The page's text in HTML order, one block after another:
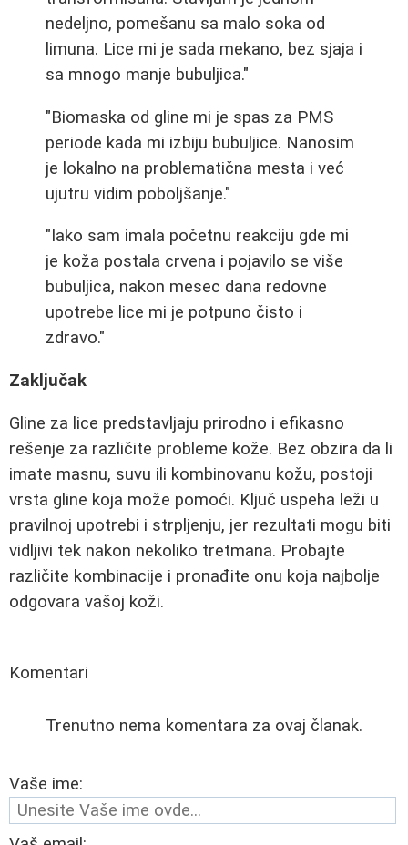
nedeljno, pomešanu sa malo soka od
limuna. Lice mi je sada mekano, bez sjaja i
sa mnogo manje bubuljica."
"Biomaska od gline mi je spas za PMS
periode kada mi izbiju bubuljice. Nanosim
je lokalno na problematična mesta i već
ujutru vidim poboljšanje."
"Iako sam imala početnu reakciju gde mi
je koža postala crvena i pojavilo se više
bubuljica, nakon mesec dana redovne
upotrebe lice mi je potpuno čisto i
zdravo."
Zaključak
Gline za lice predstavljaju prirodno i efikasno
rešenje za različite probleme kože. Bez obzira da li
imate masnu, suvu ili kombinovanu kožu, postoji
vrsta gline koja može pomoći. Ključ uspeha leži u
pravilnoj upotrebi i strpljenju, jer rezultati mogu biti
vidljivi tek nakon nekoliko tretmana. Probajte
različite kombinacije i pronađite onu koja najbolje
odgovara vašoj koži.
Komentari
Trenutno nema komentara za ovaj članak.
Vaše ime: